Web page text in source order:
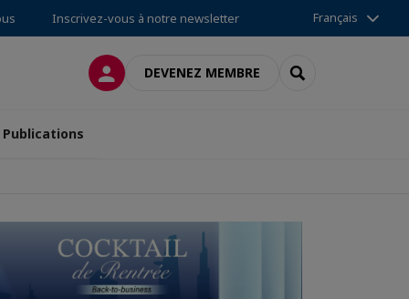
Inscrivez-vous à notre newsletter Français
CONNEXIONDEVENEZ MEMBRE RECHERCHER
Publications